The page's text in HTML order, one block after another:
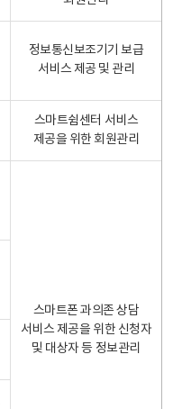
정보통신보조기기 보급
서비스 제공 및 관리
스마트쉼센터 서비스
제공을 위한 회원관리
스마트폰 과의존 상담
서비스 제공을 위한 신청자
및 대상자 등 정보관리